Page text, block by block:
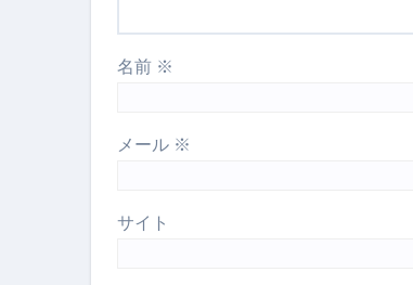
名前 ※
メール ※
サイト